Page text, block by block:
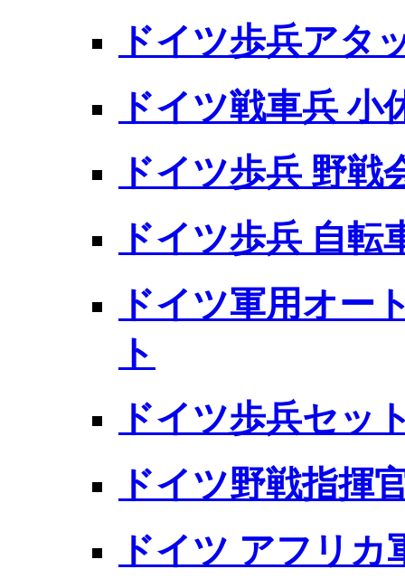
ドイツ歩兵アタ
ドイツ戦車兵 小
ドイツ歩兵 野戦
ドイツ歩兵 自転
ドイツ軍用オ
ト
ドイツ歩兵セッ
ドイツ野戦指揮
ドイツ アフリ